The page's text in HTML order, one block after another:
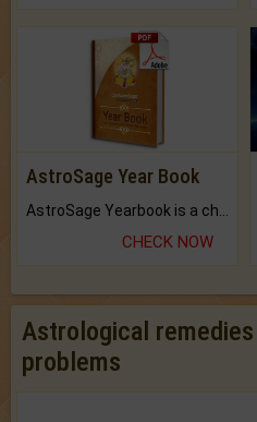
AstroSage Year Book
CHECK NOW
Astrological
problems